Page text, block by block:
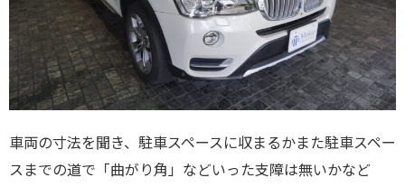
車両の寸法を聞き、駐車スペースに収まるかまた駐車スペー
スまでの道で「曲がり角」などいった支障は無いかなど